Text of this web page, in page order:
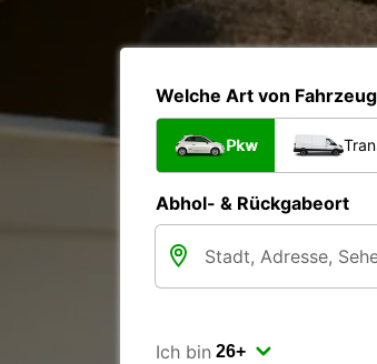
Welche Art von
Pkw
Abhol- & Rückgabeort
Ich bin